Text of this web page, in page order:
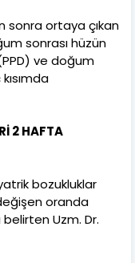
sonra ortaya çıkan
sonrası hüzün
ve doğum
2 HAFTA
bozukluklar
oranda
Uzm. Dr.